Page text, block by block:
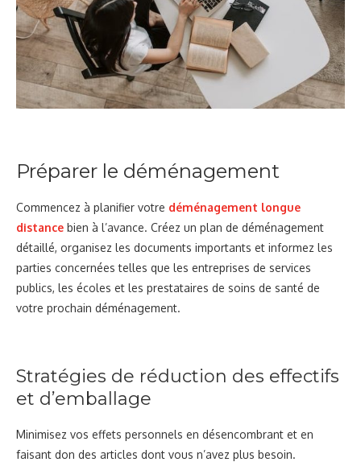
Préparer le déménagement
Commencez à planifier votre déménagement longue
distance bien à l’avance. Créez un plan de déménagement
détaillé, organisez les documents importants et informez les
parties concernées telles que les entreprises de services
publics, les écoles et les prestataires de soins de santé de
votre prochain déménagement.
Stratégies de réduction des effectifs
et d’emballage
Minimisez vos effets personnels en désencombrant et en
faisant don des articles dont vous n’avez plus besoin.